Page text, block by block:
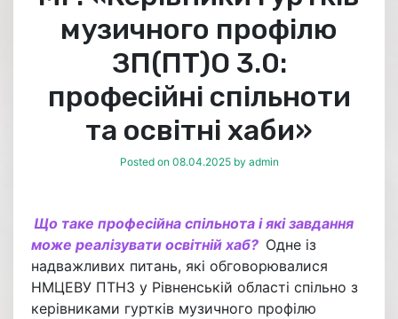
музичного профілю
ЗП(ПТ)О 3.0:
професійні спільноти
та освітні хаби»
Posted on 08.04.2025by admin
Що таке професійна спільнота і які завдання
може реалізувати освітній хаб? Одне із
надважливих питань, які обговорювалися
НМЦЕВУ ПТНЗ у Рівненській області спільно з
керівниками гуртків музичного профілю